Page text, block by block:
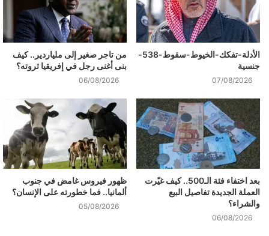
الأدلة-تفكك-الخيوط-سقوط-538-
جنسية
07/08/2026
من تاجر صغير إلى ملياردير.. كيف
بنى أغنى رجل في إفريقيا ثروته؟
06/08/2026
بعد اختفاء فئة الـ500.. كيف غيّرت
العملة الجديدة تفاصيل البيع
والشراء؟
06/08/2026
ظهور فيروس غامض في جنوب
ألمانيا.. فما خطورته على الإنسان؟
05/08/2026